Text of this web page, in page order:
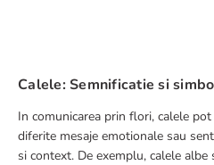
Calele: Semnificatie si
In comunicarea prin flori, calele
diferite mesaje emotionale sau
si context. De exemplu, calele albe